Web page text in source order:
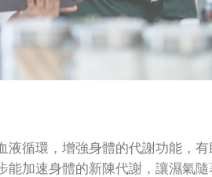
循環，增強身體的代謝功能，有
加速身體的新陳代謝，讓濕氣